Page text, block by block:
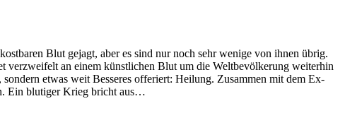
Blut gejagt, aber es sind nur noch sehr wenige von ihnen übrig.
verzweifelt an einem künstlichen Blut um die Weltbevölkerung weiterhin
etwas weit Besseres offeriert: Heilung. Zusammen mit dem Ex-
Ein blutiger Krieg bricht aus…